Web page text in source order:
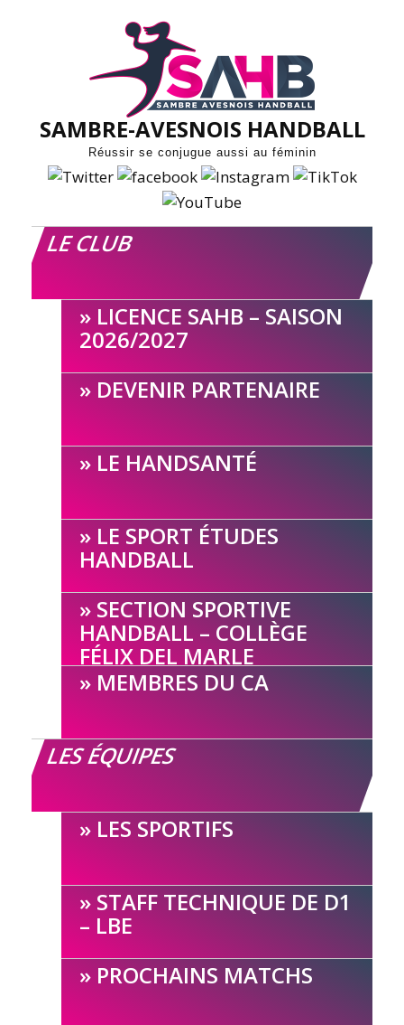
SAMBRE-AVESNOIS HANDBALL
Réussir se conjugue aussi au féminin
LE CLUB
LICENCE SAHB – SAISON
2026/2027
DEVENIR PARTENAIRE
LE HANDSANTÉ
LE SPORT ÉTUDES
HANDBALL
SECTION SPORTIVE
HANDBALL – COLLÈGE
FÉLIX DEL MARLE
MEMBRES DU CA
LES ÉQUIPES
LES SPORTIFS
STAFF TECHNIQUE DE D1
– LBE
PROCHAINS MATCHS